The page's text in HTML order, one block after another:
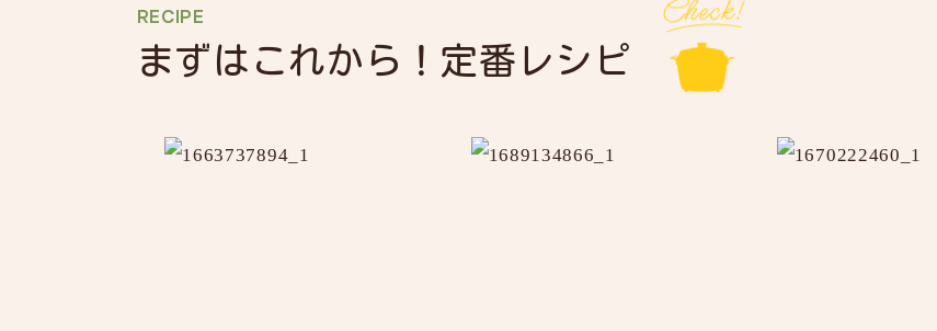
RECIPE
まずはこれから！ 定番レシピ